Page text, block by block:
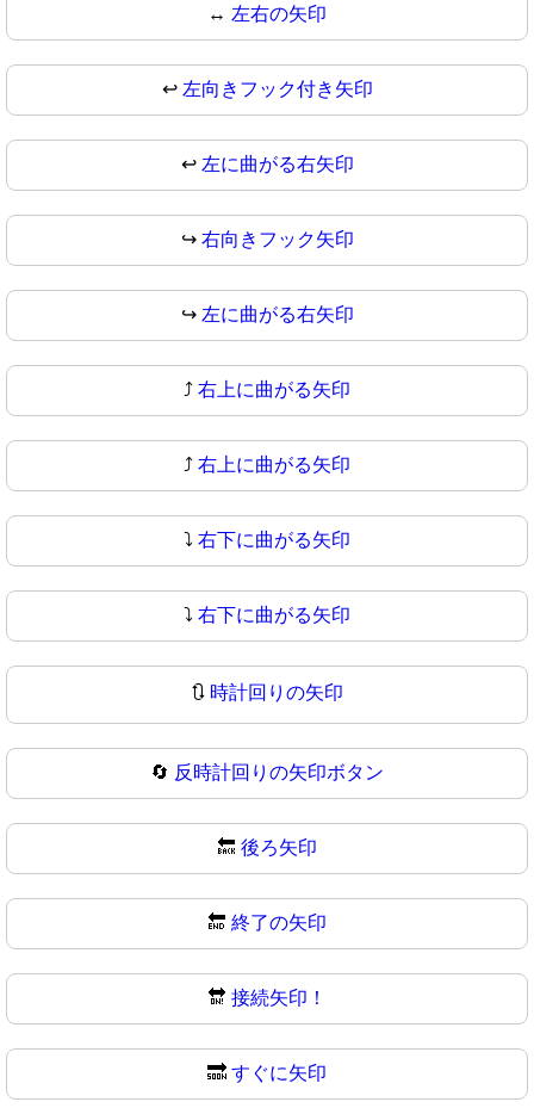
↔ 左右の矢印
↩️ 左向きフック付き矢印
↩ 左に曲がる右矢印
↪️ 右向きフック矢印
↪ 左に曲がる右矢印
⤴️ 右上に曲がる矢印
⤴ 右上に曲がる矢印
⤵️ 右下に曲がる矢印
⤵ 右下に曲がる矢印
🔃 時計回りの矢印
🔄 反時計回りの矢印ボタン
🔙 後ろ矢印
🔚 終了の矢印
🔛 接続矢印！
🔜 すぐに矢印